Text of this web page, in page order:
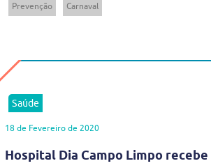
Prevenção Carnaval
Saúde
18 de Fevereiro de 2020
Hospital Dia Campo Limpo